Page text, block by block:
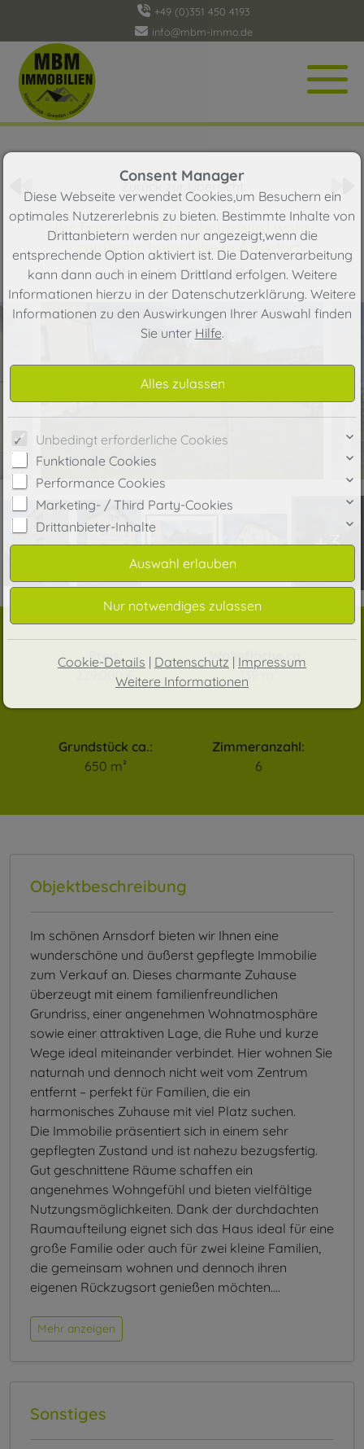
+49 (0)351 450 4193
info@mbm-immo.de
Zurück zur Übersicht
Ihr Traum vom Eigenheim wird wahr
– gepflegte Immobilie in Arnsdorf
Objekt-Nr.: MBM262026
+3
Preis:
229.000 €
Wohnfläche ca.:
139 m²
Grundstück ca.:
650 m²
Zimmeranzahl:
6
Objektbeschreibung
Im schönen Arnsdorf bieten wir Ihnen eine
wunderschöne und äußerst gepflegte Immobilie
zum Verkauf an. Dieses charmante Zuhause
überzeugt mit einem familienfreundlichen
Grundriss, einer angenehmen Wohnatmosphäre
sowie einer attraktiven Lage, die Ruhe und kurze
Wege ideal miteinander verbindet. Hier wohnen Sie
naturnah und dennoch nicht weit vom Zentrum
entfernt – perfekt für Familien, die ein
harmonisches Zuhause mit viel Platz suchen.
Die Immobilie präsentiert sich in einem sehr
gepflegten Zustand und ist nahezu bezugsfertig.
Gut geschnittene Räume schaffen ein
angenehmes Wohngefühl und bieten vielfältige
Nutzungsmöglichkeiten. Dank der durchdachten
Raumaufteilung eignet sich das Haus ideal für eine
große Familie oder auch für zwei kleine Familien,
die gemeinsam wohnen und dennoch ihren
eigenen Rückzugsort genießen möchten.…
Mehr anzeigen
Sonstiges
Consent Manager
Diese Webseite verwendet Cookies,um Besuchern ein
optimales Nutzererlebnis zu bieten. Bestimmte Inhalte von
Drittanbietern werden nur angezeigt,wenn die
entsprechende Option aktiviert ist. Die Datenverarbeitung
kann dann auch in einem Drittland erfolgen. Weitere
Informationen hierzu in der Datenschutzerklärung. Weitere
Informationen zu den Auswirkungen Ihrer Auswahl finden
Sie unter Hilfe.
Unbedingt erforderliche Cookies
Funktionale Cookies
Performance Cookies
Marketing- / Third Party-Cookies
Drittanbieter-Inhalte
Cookie-Details | Datenschutz | Impressum
Weitere Informationen